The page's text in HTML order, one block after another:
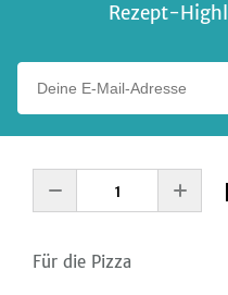
Rezept-
Für die Pizza